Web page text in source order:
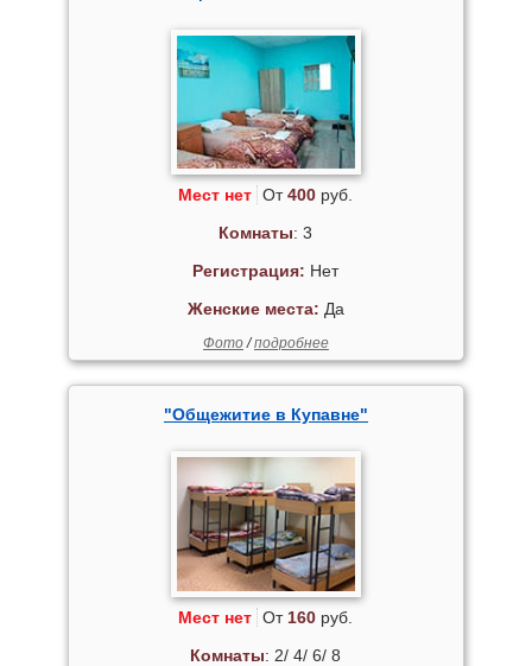
Мест нет От400 руб.
Комнаты: 3
Регистрация: Нет
Женские места: Да
Фото/подробнее
"Общежитие в Купавне"
Мест нет От 160 руб.
Комнаты: 2/ 4/ 6/ 8